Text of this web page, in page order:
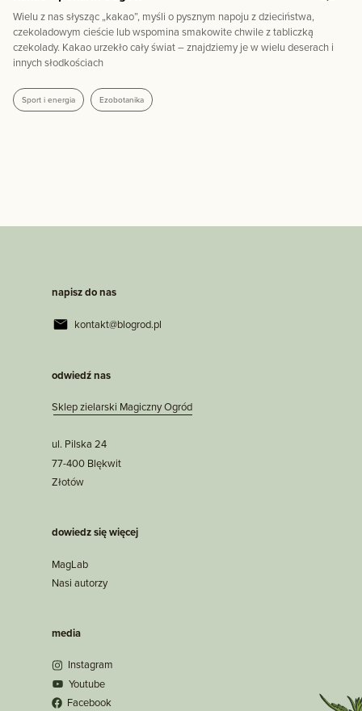
Wielu z nas słysząc „kakao”, myśli o pysznym napoju z dzieciństwa,
czekoladowym cieście lub wspomina smakowite chwile z tabliczką
czekolady. Kakao urzekło cały świat – znajdziemy je w wielu deserach i
innych słodkościach
Sport i energia Ezobotanika
napisz do nas
kontakt@blogrod.pl
odwiedź nas
Sklep zielarski Magiczny Ogród
ul. Pilska 24
77-400 Blękwit
Złotów
dowiedz się więcej
MagLab
Nasi autorzy
media
Instagram
Youtube
Facebook